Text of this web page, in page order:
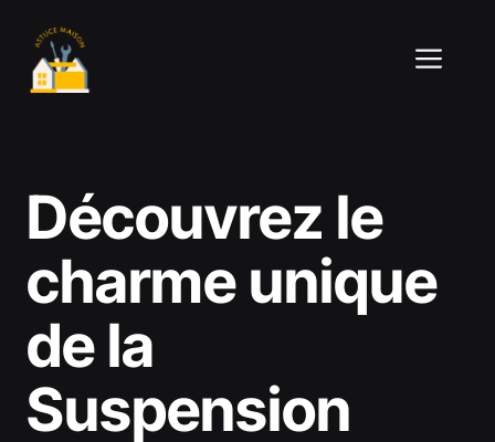
contenu
Découvrez le
charme unique
de la
Suspension